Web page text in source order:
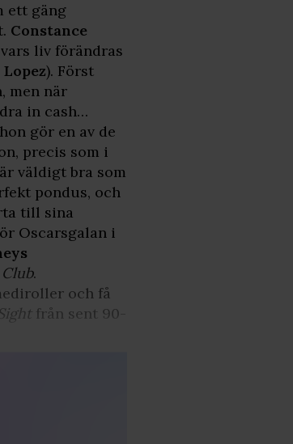
ett gäng
Constance
liv förändras
). Först
men när
in cash…
gör en av de
precis som i
väldigt bra som
pondus, och
till sina
Oscarsgalan i
.
och få
från sent 90-